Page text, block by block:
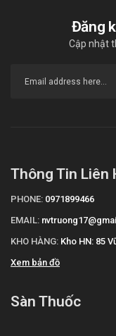
Đăng
Cập nhật
Thông Tin Liên
PHONE: 0971899466
EMAIL:
KHO HÀNG: Kho HN: 85
Xem bản đồ
Sàn Thuốc